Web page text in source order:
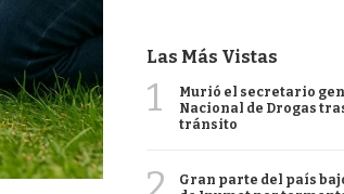
Las Más Vistas
1
Murió el secretario
Nacional de Drogas
tránsito
Gran parte del país